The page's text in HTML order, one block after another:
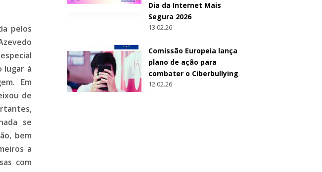
pelos
lugar à
Em
de
se
bem
a
com
Dia da Internet Mais
Segura 2026
13.02.26
Comissão Europeia lança
plano de ação para
combater o Ciberbullying
12.02.26